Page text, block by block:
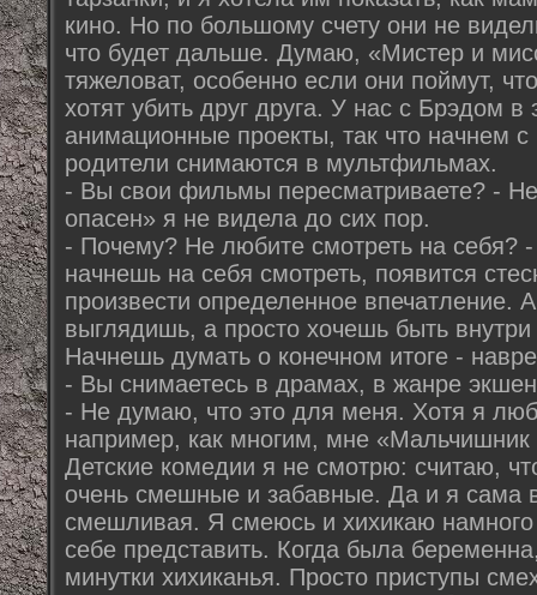
кино. Но по большому счету они не
что будет дальше. Думаю, «Мистер и
тяжеловат, особенно если они поймут,
хотят убить друг друга. У нас с Брэдом
анимационные проекты, так что начнем
родители снимаются в мультфильмах.
- Вы свои фильмы пересматриваете? -
опасен» я не видела до сих пор.
- Почему? Не любите смотреть на себя?
начнешь на себя смотреть, появится
произвести определенное впечатление.
выглядишь, а просто хочешь быть
Начнешь думать о конечном итоге -
- Вы снимаетесь в драмах, в жанре
- Не думаю, что это для меня. Хотя я
например, как многим, мне «Мальчишник
Детские комедии я не смотрю: считаю,
очень смешные и забавные. Да и я сама
смешливая. Я смеюсь и хихикаю
себе представить. Когда была
минутки хихиканья. Просто приступы